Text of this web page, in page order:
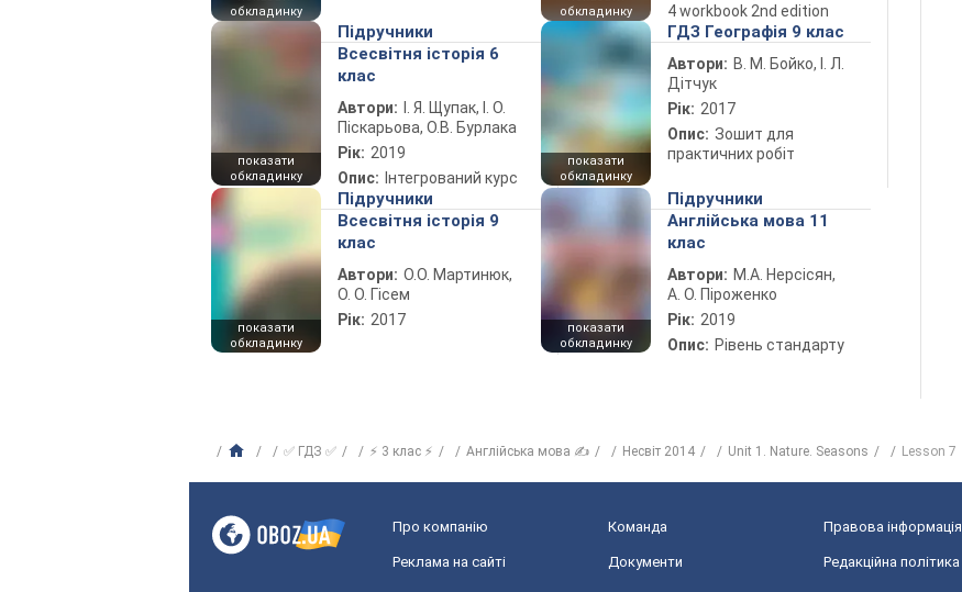
обкладинку
обкладинку
4 workbook 2nd edition
показати
обкладинку
Підручники
Всесвітня історія 6
клас
Автори:
І. Я. Щупак, І. О.
Піскарьова, О.В. Бурлака
Рік: 2019
Опис: Інтегрований курс
показати
обкладинку
ГДЗ Географія 9 клас
Автори: В. М. Бойко, І. Л.
Дітчук
Рік: 2017
Опис: Зошит для
практичних робіт
показати
обкладинку
Підручники
Всесвітня історія 9
клас
Автори: О.О. Мартинюк,
О. О. Гісем
Рік: 2017
показати
обкладинку
Підручники
Англійська мова 11
клас
Автори: М.А. Нерсісян,
А. О. Піроженко
Рік: 2019
Опис: Рівень стандарту
✅ ГДЗ ✅ ⚡ 3 клас ⚡ Англійська мова ✍ Несвіт 2014 Unit 1. Nature. Seasons Lesson 7
Про компанію Команда Правова інформація
Реклама на сайті Документи Редакційна політика